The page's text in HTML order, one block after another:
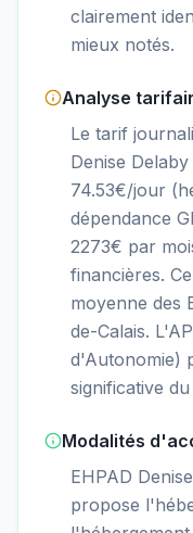
clairement
mieux notés.
Analyse
Le tarif
Denise
74.53€/jour
dépendance
2273€ par
financières.
moyenne des
de-Calais.
d'Autonomie)
significative
Modalités
EHPAD
propose